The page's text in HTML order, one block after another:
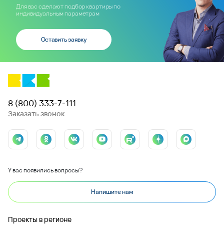
Для вас сделают подбор квартиры по
индивидуальным параметрам
Оставить заявку
8 (800) 333-7-111
Заказать звонок
У вас появились вопросы?
Напишите нам
Проекты в регионе